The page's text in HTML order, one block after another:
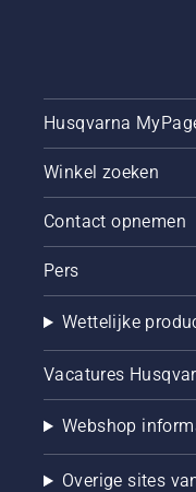
Husqvarna
Winkel zoeken
Contact opnemen
Pers
Wettelijke
Vacatures
Webshop
Overige sites